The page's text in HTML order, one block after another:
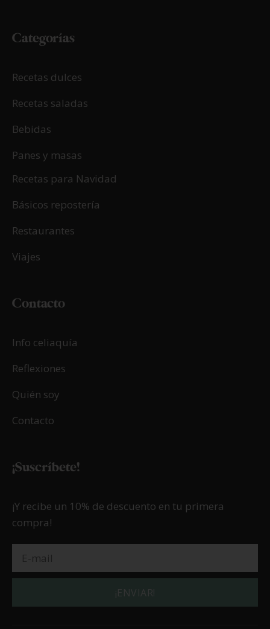
Categorías
Recetas dulces
Recetas saladas
Bebidas
Panes y masas
Recetas para Navidad
Básicos repostería
Restaurantes
Viajes
Contacto
Info celiaquía
Reflexiones
Quién soy
Contacto
¡Suscríbete!
¡Y recibe un 10% de descuento en tu primera
compra!
¡ENVIAR!